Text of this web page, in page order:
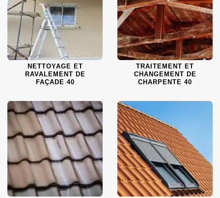
NETTOYAGE ET
RAVALEMENT DE
FAÇADE 40
TRAITEMENT ET
CHANGEMENT DE
CHARPENTE 40